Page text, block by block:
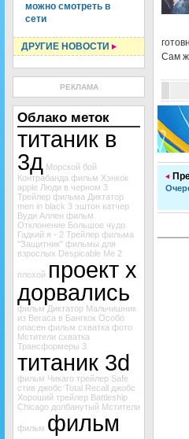
можно смотреть в
сети
ДРУГИЕ НОВОСТИ
РЕКЛАМА
Облако меток
титаник в
3д Морской бой
Контрабанда фильм Хэнкок
apple Люди в черном 3
Трейлер фильма Диктатор
men in black 3 эштон катчер
Вуди Аллен фильм
Отклонение Большое чудо
Гадкий я - 2 Трейлер фильма
"Защитник" фильмы для
взрослых Despicable Me 2
плохой проект х
дорвались
фильм Диктатор Мальчишник
из Вегаса в Бангкок Особо
опасен фильм схватка фото
Мстители схватка
Трансформеры 3
титаник 3d
фильм Чикаго трейлер Safe
стив джобс Total Recall джобс
Хороший трейлер Battleship
Chicago долбанутый Мстители
фильм фильм
Сам